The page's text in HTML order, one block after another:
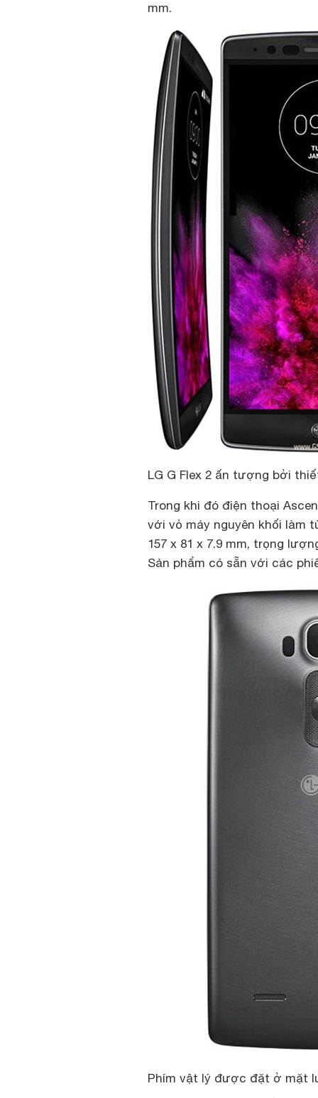
mm.
LG G Flex 2 ấn tượng bởi
Trong khi đó điện thoại
với vỏ máy nguyên khối làm
157 x 81 x 7.9 mm, trọng
Sản phẩm có sẵn với các
Phím vật lý được đặt ở mặt